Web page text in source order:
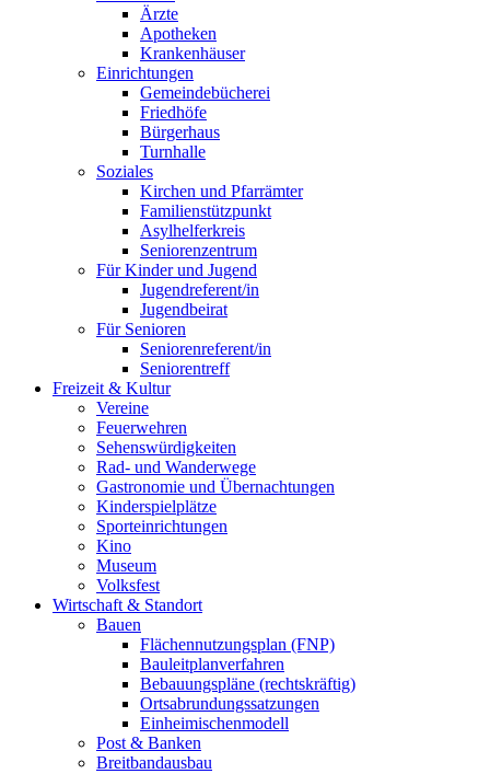
Ärzte
Apotheken
Krankenhäuser
Einrichtungen
Gemeindebücherei
Friedhöfe
Bürgerhaus
Turnhalle
Soziales
Kirchen und Pfarrämter
Familienstützpunkt
Asylhelferkreis
Seniorenzentrum
Für Kinder und Jugend
Jugendreferent/in
Jugendbeirat
Für Senioren
Seniorenreferent/in
Seniorentreff
Freizeit & Kultur
Vereine
Feuerwehren
Sehenswürdigkeiten
Rad- und Wanderwege
Gastronomie und Übernachtungen
Kinderspielplätze
Sporteinrichtungen
Kino
Museum
Volksfest
Wirtschaft & Standort
Bauen
Flächennutzungsplan (FNP)
Bauleitplanverfahren
Bebauungspläne (rechtskräftig)
Ortsabrundungssatzungen
Einheimischenmodell
Post & Banken
Breitbandausbau